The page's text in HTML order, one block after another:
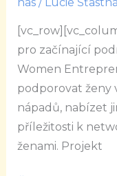
nas/ Lucie Šťastná
pro začínající
Women
podporovat ženy
nápadů, nabízet
příležitosti k
ženami. Projekt
cestami
a
podnikání
je
skvělým
průvodcem,
když
se